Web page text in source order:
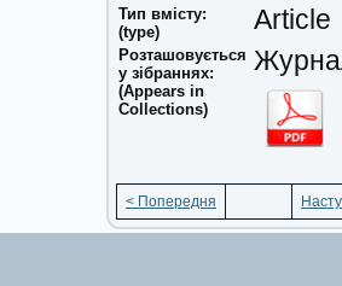
Тип вмісту:
(type)
Article
Розташовується
у зібраннях:
(Appears in
Collections)
< Попередня